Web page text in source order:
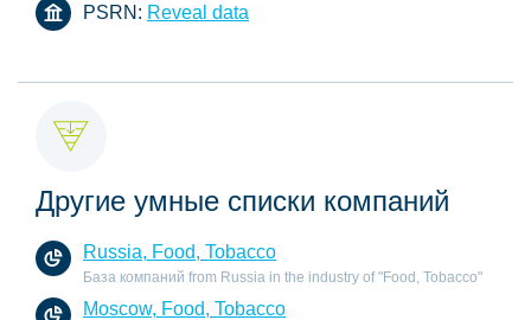
PSRN: Reveal data
Другие умные списки компаний
Russia, Food, Tobacco
База компаний from Russia in the industry of "Food, Tobacco"
Moscow, Food, Tobacco